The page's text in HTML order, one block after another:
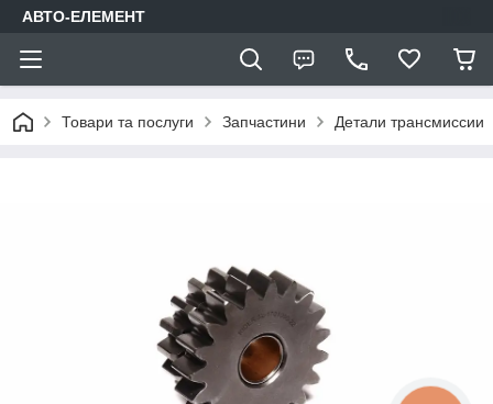
АВТО-ЕЛЕМЕНТ
Товари та послуги Запчастини Детали трансмиссии